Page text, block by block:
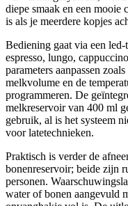
diepe smaak en een
is als je meerdere kopjes
Bediening gaat via een
espresso, lungo,
parameters aanpassen
melkvolume en de
programmeren. De
melkreservoir van 400 ml
gebruik, al is het systeem
voor latetechnieken.
Praktisch is verder de
bonenreservoir; beide zijn
personen.
water of bonen aangevuld